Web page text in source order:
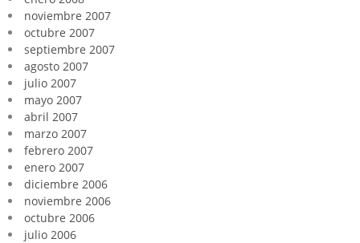
noviembre 2007
octubre 2007
septiembre 2007
agosto 2007
julio 2007
mayo 2007
abril 2007
marzo 2007
febrero 2007
enero 2007
diciembre 2006
noviembre 2006
octubre 2006
julio 2006